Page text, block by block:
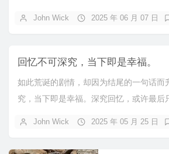
John Wick 2025 年 06 月 07 日
回忆不可深究，当下即是幸福。
如此荒诞的剧情，却因为结尾的一句话而
究，当下即是幸福。深究回忆，或许最后
John Wick 2025 年 05 月 25 日